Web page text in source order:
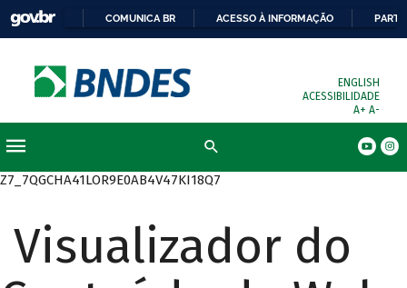
COMUNICA BR ACESSO À INFORMAÇÃO
ENGLISH
ACESSIBILIDADE
A+ A-
Z7_7QGCHA41LOR9E0AB4V47KI18Q7
Visualizador do